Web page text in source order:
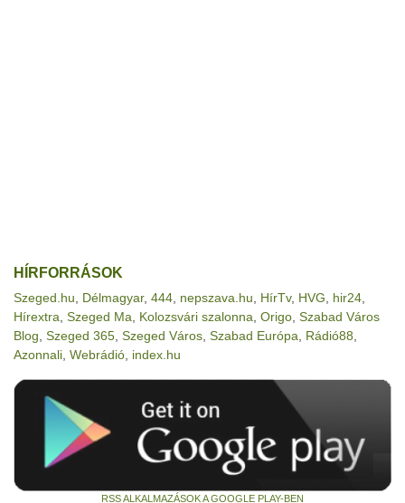
HÍRFORRÁSOK
Szeged.hu Délmagyar, 444 nepszava.hu HírTv, HVG hir24
Hírextra Szeged Ma Kolozsvári szalonna Origo Szabad Város
Blog Szeged 365 Szeged Város Szabad Európa Rádió88
Azonnali Webrádió index.hu
RSS ALKALMAZÁSOK A GOOGLE PLAY-BEN